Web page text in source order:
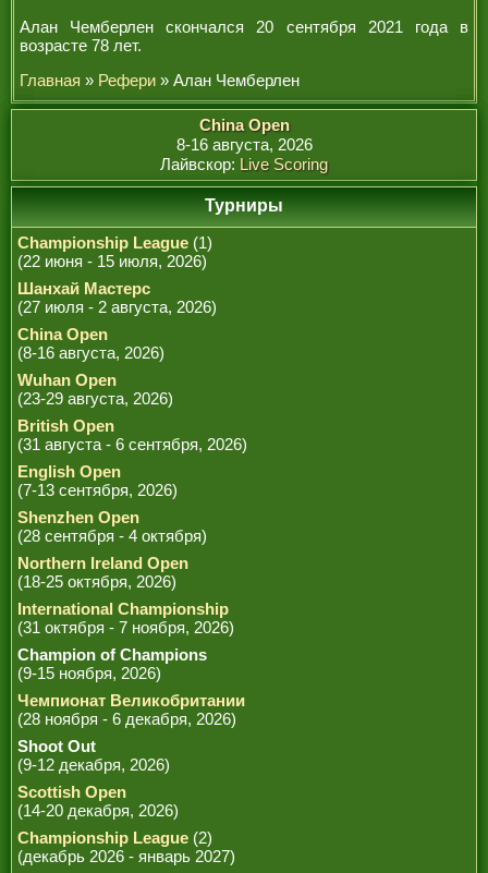
Алан Чемберлен скончался 20 сентября 2021 года в
возрасте 78 лет.
Главная » Рефери » Алан Чемберлен
China Open
8-16 августа, 2026
Лайвскор: Live Scoring
Турниры
Championship League (1)
(22 июня - 15 июля, 2026)
Шанхай Мастерс
(27 июля - 2 августа, 2026)
China Open
(8-16 августа, 2026)
Wuhan Open
(23-29 августа, 2026)
British Open
(31 августа - 6 сентября, 2026)
English Open
(7-13 сентября, 2026)
Shenzhen Open
(28 сентября - 4 октября)
Northern Ireland Open
(18-25 октября, 2026)
International Championship
(31 октября - 7 ноября, 2026)
Champion of Champions
(9-15 ноября, 2026)
Чемпионат Великобритании
(28 ноября - 6 декабря, 2026)
Shoot Out
(9-12 декабря, 2026)
Scottish Open
(14-20 декабря, 2026)
Championship League (2)
(декабрь 2026 - январь 2027)